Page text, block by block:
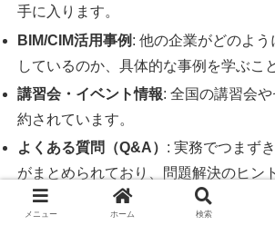
手に入ります。
BIM/CIM活用事例 : 他の企業がどのよう
しているのか、具体的な事例を学ぶこ
講習会・イベント情報: 全国の講習会
約されています。
よくある質問（Q&A） : 実務でつまず
がまとめられており、問題解決のヒン
メニュー ホーム 検索